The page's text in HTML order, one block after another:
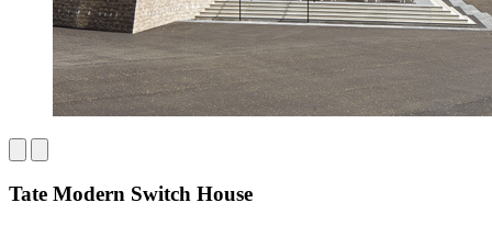
Tate Modern Switch House